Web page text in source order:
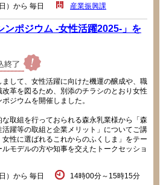
）から 毎日 産業振興課
ンポジウム -女性活躍2025-」を
して、女性活躍に向けた機運の醸成や、職
革を図るため、別添のチラシのとおり女性
ジウムを開催しました。
取組を行っておられる森永乳業様から「森
躍等の取組と企業メリット」についてご講
性に選ばれるこれからのふくしま」をテー
モデルの方や知事を交えたトークセッショ
）から 毎日 14時00分～15時15分